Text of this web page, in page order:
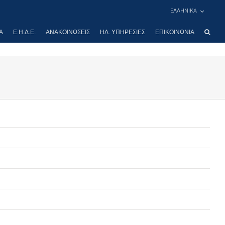
ΕΛΛΗΝΙΚΑ
Ε.Η.Δ.Ε. ΑΝΑΚΟΙΝΏΣΕΙΣ ΗΛ. ΥΠΗΡΕΣΊΕΣ ΕΠΙΚΟΙΝΩΝΊΑ